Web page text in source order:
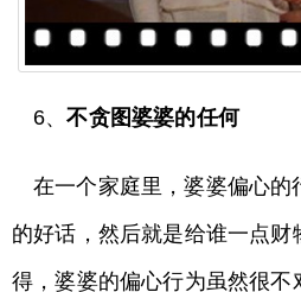
6、不贪图婆婆的任何
在一个家庭里，婆婆偏心的
的好话，然后就是给谁一点
得，婆婆的偏心行为虽然很不